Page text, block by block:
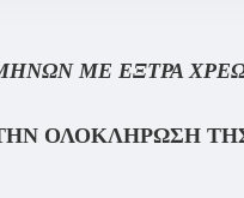
ΜΗΝΏΝ ΜΕ ΈΞΤΡΑ
ΟΛΟΚΛΉΡΩΣΗ